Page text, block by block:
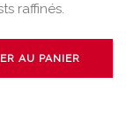
raffinés.
AU PANIER